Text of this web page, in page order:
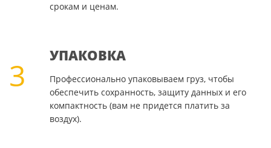
срокам и ценам.
3
УПАКОВКА
Профессионально упаковываем груз, чтобы
обеспечить сохранность, защиту данных и его
компактность (вам не придется платить за
воздух).